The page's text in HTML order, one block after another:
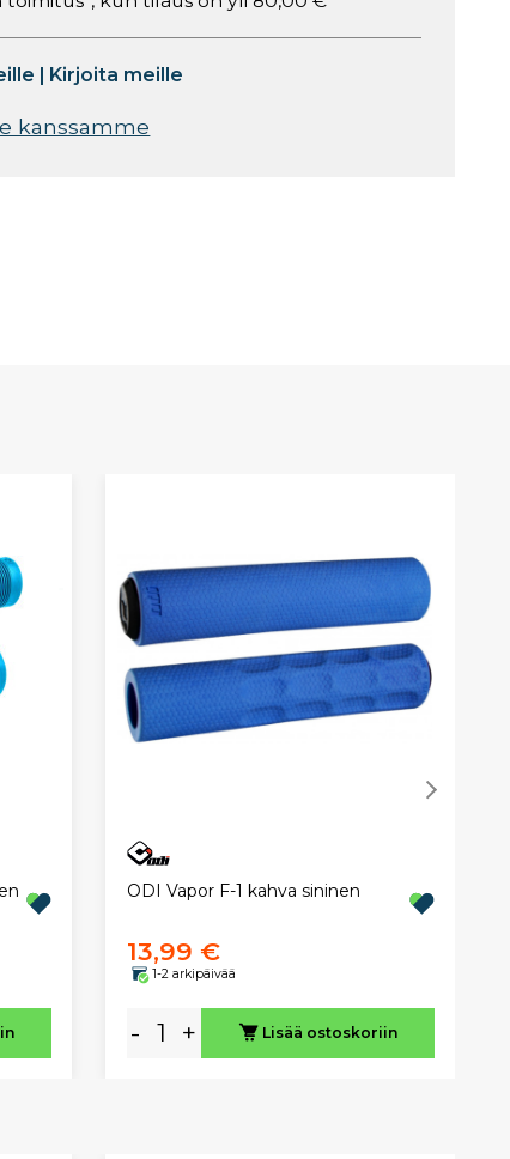
| Kirjoita meille
kanssamme
ODI Vapor F-1 kahva sininen
13,99 €
1-2 arkipäivää
- + Lisää ostoskoriin